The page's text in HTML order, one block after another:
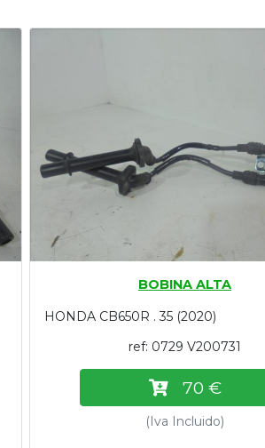
BOBINA ALTA
HONDA CB650R . 35 (2020)
ref: 0729 V200731
70 €
(Iva Incluido)